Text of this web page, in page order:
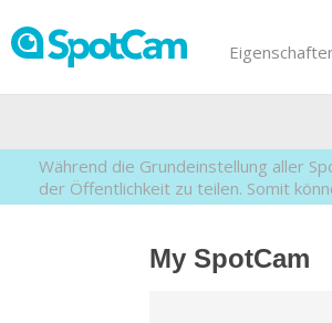
Während die Grundeinstellung aller
der Öffentlichkeit zu teilen. Somit
My SpotCam